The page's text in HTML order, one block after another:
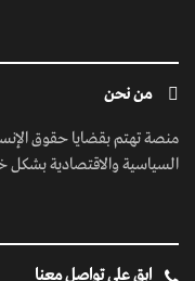
من نحن
منصة تهتم بقضايا حقوق
السياسية والاقتصادية بشكل
ابق على تواصل معنا